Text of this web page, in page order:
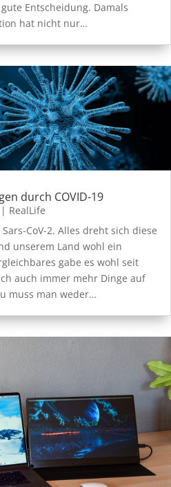
Entscheidung. Damals
hat nicht nur…
durch COVID-19
| RealLife
CoV-2. Alles dreht sich diese
unserem Land wohl ein
gabe es wohl seit
auch immer mehr Dinge auf
muss man weder…